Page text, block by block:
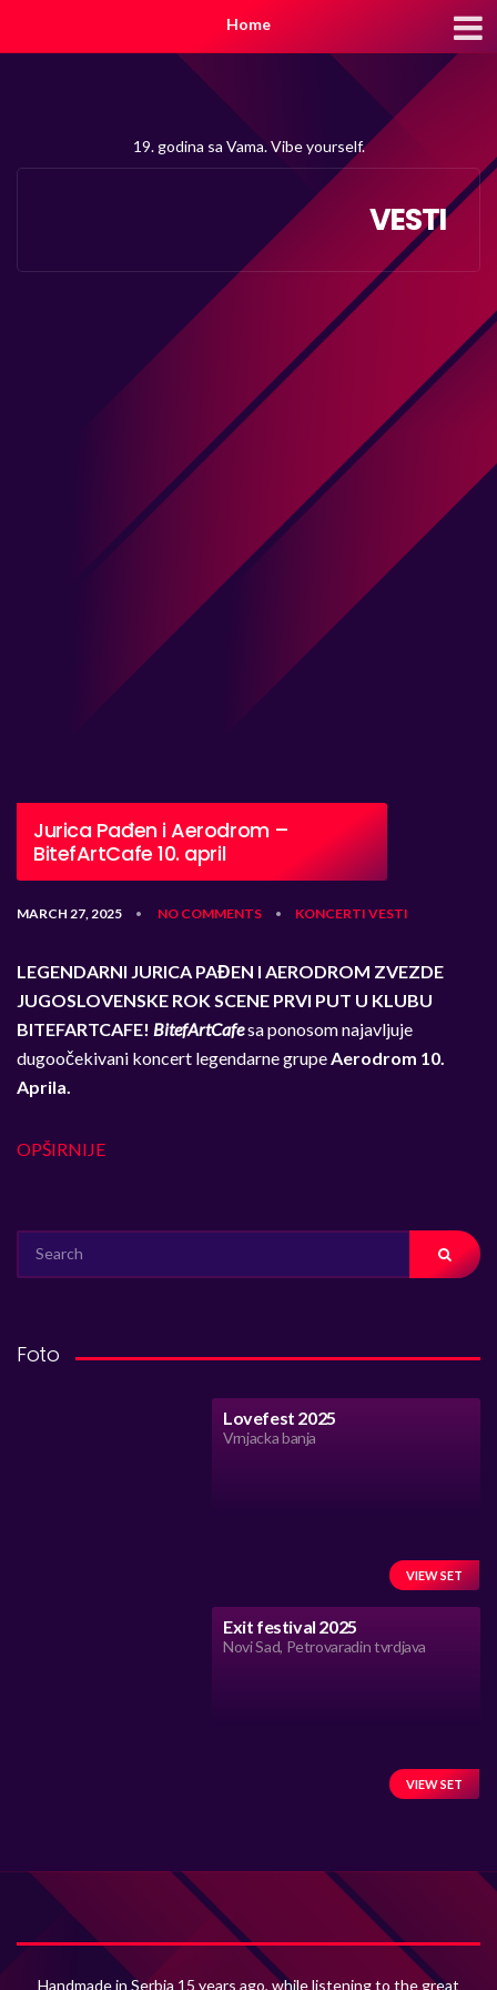
Home
19. godina sa Vama. Vibe yourself.
VESTI
Jurica Pađen i Aerodrom –
BitefArtCafe 10. april
MARCH 27, 2025 • NO COMMENTS • KONCERTI VESTI
LEGENDARNI JURICA PAĐEN I AERODROM ZVEZDE
JUGOSLOVENSKE ROK SCENE PRVI PUT U KLUBU
BITEFARTCAFE! BitefArtCafesa ponosom najavljuje
dugoočekivani koncert legendarne grupeAerodrom 10.
Aprila.
OPŠIRNIJE
FOR:
Foto
Lovefest 2025
Vrnjacka banja
VIEW SET
Exit festival 2025
Novi Sad, Petrovaradin tvrdjava
VIEW SET
Handmade in Serbia 15 years ago, while listening to the great